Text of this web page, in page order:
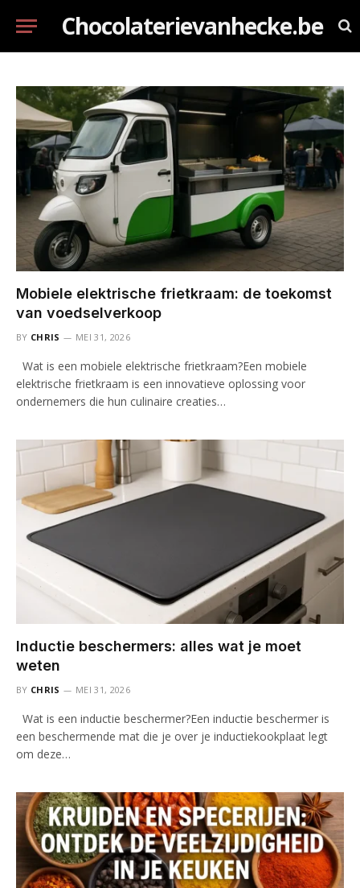
Chocolaterievanhecke.be
Mobiele elektrische frietkraam: de toekomst
van voedselverkoop
BY CHRIS MEI 31, 2026
Wat is een mobiele elektrische frietkraam?Een mobiele
elektrische frietkraam is een innovatieve oplossing voor
ondernemers die hun culinaire creaties…
Inductie beschermers: alles wat je moet
weten
BY CHRIS MEI 31, 2026
Wat is een inductie beschermer?Een inductie beschermer is
een beschermende mat die je over je inductiekookplaat legt
om deze…